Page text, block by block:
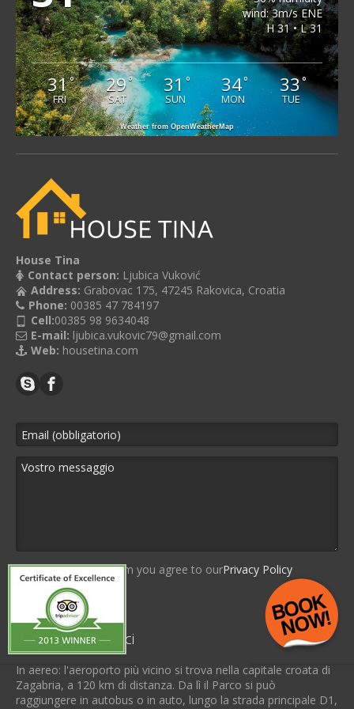
wind: 3m/s ENE
H 31 • L 31
31°
FRI
29°
SAT
31 °
SUN
34°
MON
33°
TUE
Weather from OpenWeatherMap
House Tina
Contact person: Ljubica Vuković
Address: Grabovac 175, 47245 Rakovica, Croatia
Phone: 00385 47 784197
Cell:00385 98 9634048
E-mail: ljubica.vukovic79@gmail.com
Web: housetina.com
By using this form you agree to ourPrivacy Policy
Come raggiungerci
In aereo: l'aeroporto più vicino si trova nella capitale croata di
Zagabria, a 120 km di distanza. Da lì il Parco si può
raggiungere in autobus o in auto, lungo la strada principale D1,